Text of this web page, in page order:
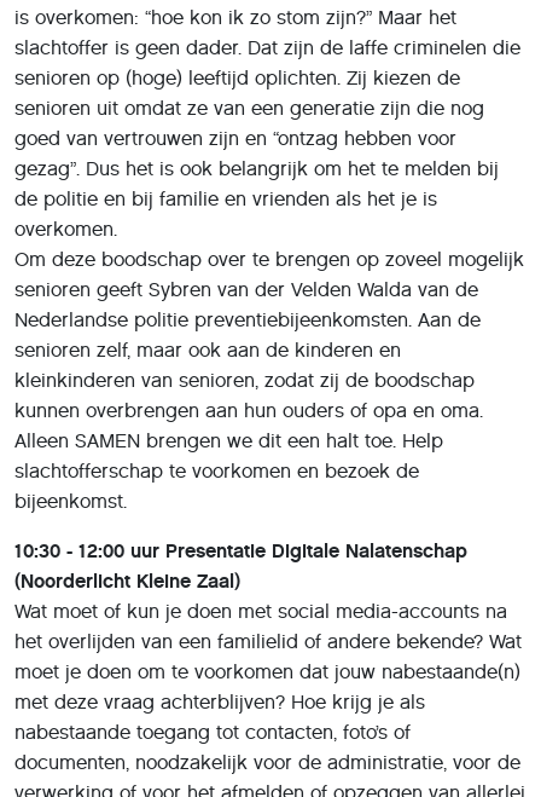
is overkomen: “hoe kon ik zo stom zijn?” Maar het
slachtoffer is geen dader. Dat zijn de laffe criminelen die
senioren op (hoge) leeftijd oplichten. Zij kiezen de
senioren uit omdat ze van een generatie zijn die nog
goed van vertrouwen zijn en “ontzag hebben voor
gezag”. Dus het is ook belangrijk om het te melden bij
de politie en bij familie en vrienden als het je is
overkomen.
Om deze boodschap over te brengen op zoveel mogelijk
senioren geeft Sybren van der Velden Walda van de
Nederlandse politie preventiebijeenkomsten. Aan de
senioren zelf, maar ook aan de kinderen en
kleinkinderen van senioren, zodat zij de boodschap
kunnen overbrengen aan hun ouders of opa en oma.
Alleen SAMEN brengen we dit een halt toe. Help
slachtofferschap te voorkomen en bezoek de
bijeenkomst.
10:30 - 12:00 uur Presentatie Digitale Nalatenschap
(Noorderlicht Kleine Zaal)
Wat moet of kun je doen met social media-accounts na
het overlijden van een familielid of andere bekende? Wat
moet je doen om te voorkomen dat jouw nabestaande(n)
met deze vraag achterblijven? Hoe krijg je als
nabestaande toegang tot contacten, foto’s of
documenten, noodzakelijk voor de administratie, voor de
verwerking of voor het afmelden of opzeggen van allerlei